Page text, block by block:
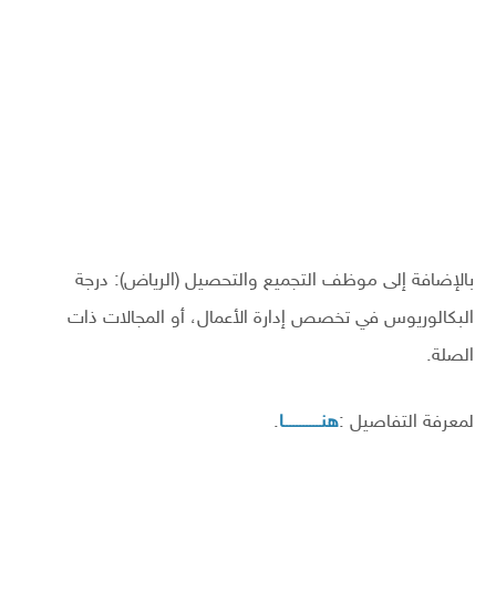
بالإضافة إلى موظف التجميع والتحصيل (الرياض): درجة
البكالوريوس في تخصص إدارة الأعمال، أو المجالات ذات
الصلة.
لمعرفة التفاصيل :هنـــــــــــا.